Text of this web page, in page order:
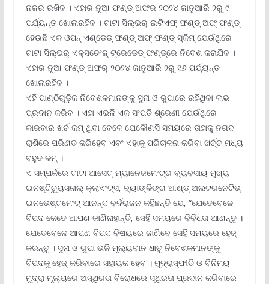
ନଜର ରଖିବ । ଏହାର ନୂଆ ଫଣ୍ଡ୍ ଅଫର ୨୦୨୪ ଜାନୁଆରି ୨ରୁ ୯
ପର୍ଯ୍ୟନ୍ତ ଖୋଲାରହିବ । ଟାଟା ସିଲ୍‌ଭର୍ ଇଟିଏଫ୍ ଫଣ୍ଡ୍ ଅଫ୍ ଫଣ୍ଡ୍
ହେଉଛି ଏକ ଓପନ୍ ଏଣ୍ଡେଡ୍ ଫଣ୍ଡ୍ ଅଫ୍ ଫଣ୍ଡ୍ ସ୍କିମ୍ ଯେଉଁଥିରେ
ଟାଟା ସିଲ୍‌ଭର୍ ଏକ୍ସଚେଂଜ୍ ଟ୍ରେଡେଡ୍ ଫଣ୍ଡ୍‌ରେ ନିବେଶ କରାଯିବ ।
ଏହାର ନୂଆ ଫଣ୍ଡ୍ ଅଫର୍ ୨୦୨୪ ଜାନୁଆରି ୨ରୁ ୧୬ ପର୍ଯ୍ୟନ୍ତ
ଖୋଲାରହିବ ।
ଏହି ପାଣ୍ଠିଗୁଡ଼ିକ ନିବେଶକମାନଙ୍କୁ ସୁନା ଓ ରୁପାରେ ରହିଥିବା ଲାଭ
ପ୍ରଦାନ କରିବ । ଏହା ଏଭଳି ଏକ ସଂପତି ଶ୍ରେଣୀ ଯେଉଁଥିରେ
କାରବାର ଖର୍ଚ କମ୍ ଥିବା ବେଳେ ଯେକୌଣସି ସମୟରେ ତାହାକୁ ନଗଦ
ରାଶିରେ ପରିଣତ କରିହେବ ଏବଂ ଏହାକୁ ପରିଚାଳନା କରିବା ଖର୍ଚ୍ଚ ମଧ୍ୟ
ବହୁତ କମ୍ ।
ଏ ସମ୍ପର୍କରେ ଟାଟା ଆସେଟ୍ ମ୍ୟାନେଜମେଂଟ୍‌ର ବ୍ୟବସାୟ ମୁଖ୍ୟ-
ଇନଷ୍ଟିଚ୍ୟୁସନାଲ୍ କ୍ଲାଏଂଟ୍‌ସ, ବ୍ୟାଙ୍କିଙ୍ଗ ଆଣ୍ଡ୍ ଅଲଟରନେଟିଭ୍
ଇନଭେଷ୍ଟମେଂଟ୍ ଆନନ୍ଦ ବର୍ଦରାଜନ କହିଛନ୍ତି ଯେ, “ଯେତେବେଳେ
ବିପଦ କେତେ ଆପଣ ଜାଣିନାହାନ୍ତି, ସେହି ସମୟରେ ବିବିଧତା ଆଣନ୍ତୁ ।
ଯେତେବେଳେ ଆପଣ ବିପଦ ବିଷୟରେ ଜାଣିବେ ସେହି ସମୟରେ ହେଜ୍
କରନ୍ତୁ । ସୁନା ଓ ରୁପା ଭଳି ମୂଲ୍ୟବାନ ଧାତୁ ନିବେଶକମାନଙ୍କୁ
ବିପଦକୁ ହେଜ୍ କରିବାରେ ସହାୟକ ହେବ । ମୁଦ୍ରାସ୍ଫୀତି ଓ ବିନିମୟ
ମୁଦ୍ରା ମୂଲ୍ୟରେ ଅସ୍ଥିରତା ବିରୋଧରେ ସ୍ଥିରତା ପ୍ରଦାନ କରିବାରେ